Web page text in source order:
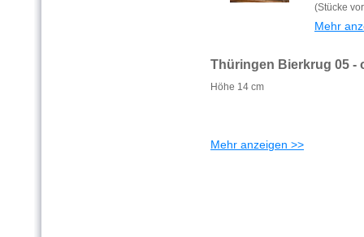
(Stücke
Mehr
Thüringen Bierkrug 05 -
Höhe 14 cm
Mehr anzeigen >>